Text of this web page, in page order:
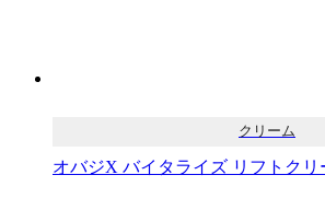
クリーム
オバジX バイタライズ リフトクリ